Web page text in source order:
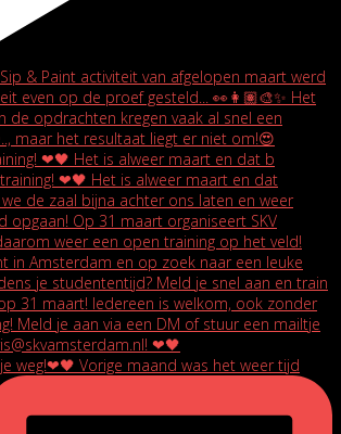
❤🖤 Het is alweer maart en dat b
weg!❤🖤 Vorige maand was het weer tijd